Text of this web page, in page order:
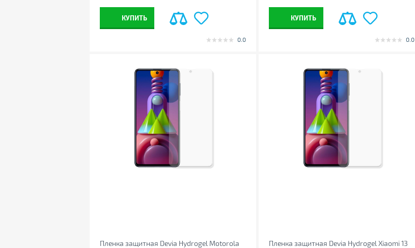
КУПИТЬ
0.0
КУПИТЬ
0.0
Пленка защитная Devia Hydrogel Motorola
Пленка защитная Devia Hydrogel Xiaomi 13